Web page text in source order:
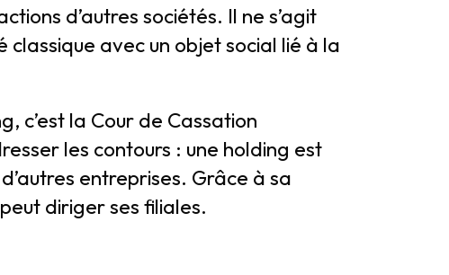
d’autres sociétés. Il ne s’agit
classique avec un objet social lié à la
c’est la Cour de Cassation
les contours : une holding est
entreprises. Grâce à sa
diriger ses filiales.